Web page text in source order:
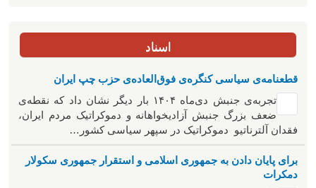
اسناد
قطعنامه‌ی سیاسی کنگره‌ی فوق‌العاده‌ی حزب چپ ایران
تجربه‌ی جنبش دی‌ماه ۱۴۰۴ بار دیگر نشان داد که نقطه‌ی
ضعف بزرگ جنبش آزادیخواهانه و دموکراتیک مردم ایران،
فقدان آلترناتیو دموکراتیک در سپهر سیاسی کشور…
برای پایان دادن به جمهوری اسلامی و استقرار جمهوری سکولار
دمکرات